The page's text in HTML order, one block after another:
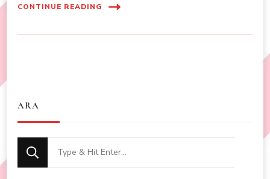
CONTINUE READING
ARA
Looking
for